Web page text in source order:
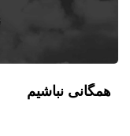
همگانی نباشیم